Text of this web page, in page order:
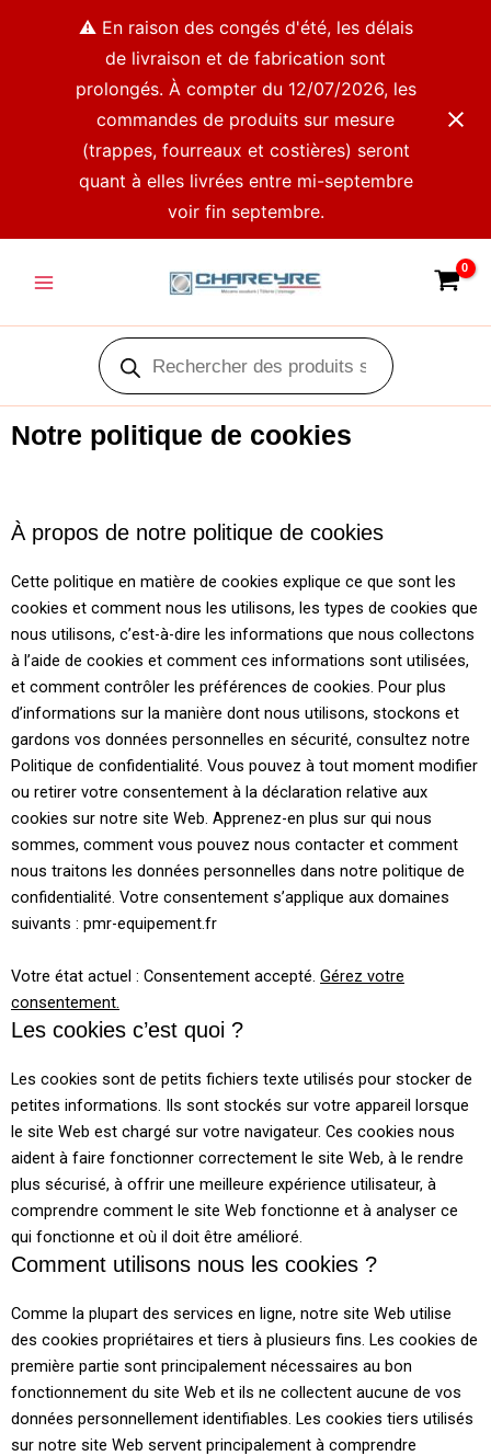
⚠️ En raison des congés d'été, les délais
de livraison et de fabrication sont
prolongés. À compter du 12/07/2026, les
commandes de produits sur mesure
(trappes, fourreaux et costières) seront
quant à elles livrées entre mi-septembre
voir fin septembre.
Recherche
de
produits
Notre politique de cookies
À propos de notre politique de cookies
Cette politique en matière de cookies explique ce que sont les
cookies et comment nous les utilisons, les types de cookies que
nous utilisons, c’est-à-dire les informations que nous collectons
à l’aide de cookies et comment ces informations sont utilisées,
et comment contrôler les préférences de cookies. Pour plus
d’informations sur la manière dont nous utilisons, stockons et
gardons vos données personnelles en sécurité, consultez notre
Politique de confidentialité. Vous pouvez à tout moment modifier
ou retirer votre consentement à la déclaration relative aux
cookies sur notre site Web. Apprenez-en plus sur qui nous
sommes, comment vous pouvez nous contacter et comment
nous traitons les données personnelles dans notre politique de
confidentialité. Votre consentement s’applique aux domaines
suivants : pmr-equipement.fr
Votre état actuel : Consentement accepté. Gérez votre
consentement.
Les cookies c’est quoi ?
Les cookies sont de petits fichiers texte utilisés pour stocker de
petites informations. Ils sont stockés sur votre appareil lorsque
le site Web est chargé sur votre navigateur. Ces cookies nous
aident à faire fonctionner correctement le site Web, à le rendre
plus sécurisé, à offrir une meilleure expérience utilisateur, à
comprendre comment le site Web fonctionne et à analyser ce
qui fonctionne et où il doit être amélioré.
Comment utilisons nous les cookies ?
Comme la plupart des services en ligne, notre site Web utilise
des cookies propriétaires et tiers à plusieurs fins. Les cookies de
première partie sont principalement nécessaires au bon
fonctionnement du site Web et ils ne collectent aucune de vos
données personnellement identifiables. Les cookies tiers utilisés
sur notre site Web servent principalement à comprendre